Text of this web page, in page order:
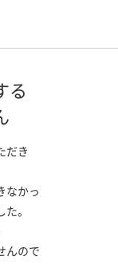
る
だき
なかっ
。
んので